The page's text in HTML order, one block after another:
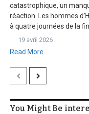
catastrophique, un
réaction. Les hommes
à quatre journées de la
19 avril 2026
Read More
You Might Be